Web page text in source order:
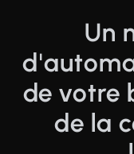
Un
de votre
de la